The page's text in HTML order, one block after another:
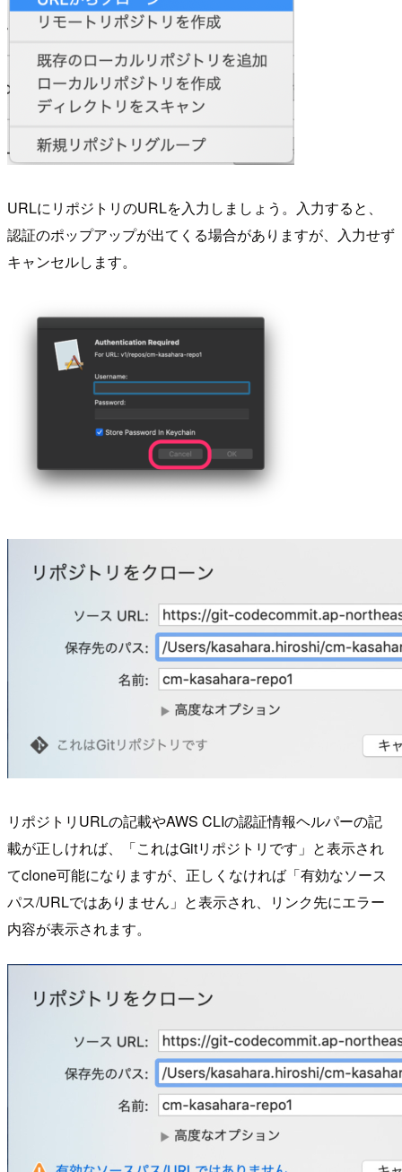
URLにリポジトリのURLを入力しましょう。入力すると、
認証のポップアップが出てくる場合がありますが、入力せず
キャンセルします。
リポジトリURLの記載やAWS CLIの認証情報ヘルパーの記
載が正しければ、「これはGitリポジトリです」と表示され
てclone可能になりますが、正しくなければ「有効なソース
パス/URLではありません」と表示され、リンク先にエラー
内容が表示されます。